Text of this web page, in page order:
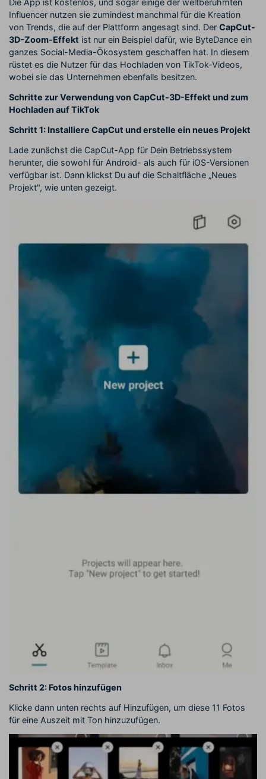
Die App ist kostenlos, und sogar einige der weltberühmten
Influencer nutzen sie zumindest manchmal für die Kreation
von Trends, die auf der Plattform angesagt sind. Der CapCut-
3D-Zoom-Effekt ist nur ein Beispiel dafür, wie ByteDance ein
ganzes Social-Media-Ökosystem geschaffen hat. In diesem
rüstet es die Nutzer für das Hochladen von TikTok-Videos,
wobei sie das Unternehmen ebenfalls besitzen.
Schritte zur Verwendung von CapCut-3D-Effekt und zum
Hochladen auf TikTok
Schritt 1: Installiere CapCut und erstelle ein neues Projekt
Lade zunächst die CapCut-App für Dein Betriebssystem
herunter, die sowohl für Android- als auch für iOS-Versionen
verfügbar ist. Dann klickst Du auf die Schaltfläche „Neues
Projekt", wie unten gezeigt.
Schritt 2: Fotos hinzufügen
Klicke dann unten rechts auf Hinzufügen, um diese 11 Fotos
für eine Auszeit mit Ton hinzuzufügen.